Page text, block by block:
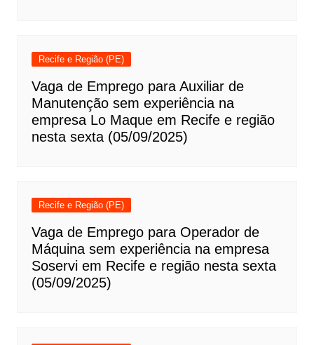
Recife e Região (PE)
Vaga de Emprego para Auxiliar de
Manutenção sem experiência na
empresa Lo Maque em Recife e região
nesta sexta (05/09/2025)
Recife e Região (PE)
Vaga de Emprego para Operador de
Máquina sem experiência na empresa
Soservi em Recife e região nesta sexta
(05/09/2025)